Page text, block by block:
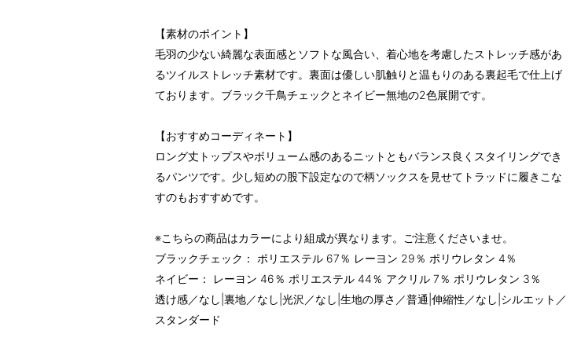
【素材のポイント】
毛羽の少ない綺麗な表面感とソフトな風合い、着心地を考慮したストレッチ感があ
るツイルストレッチ素材です。裏面は優しい肌触りと温もりのある裏起毛で仕上げ
ております。ブラック千鳥チェックとネイビー無地の2色展開です。
【おすすめコーディネート】
ロング丈トップスやボリューム感のあるニットともバランス良くスタイリングでき
るパンツです。少し短めの股下設定なので柄ソックスを見せてトラッドに履きこな
すのもおすすめです。
※こちらの商品はカラーにより組成が異なります。ご注意くださいませ。
ブラックチェック： ポリエステル 67％ レーヨン 29％ ポリウレタン 4％
ネイビー： レーヨン 46％ ポリエステル 44％ アクリル 7％ ポリウレタン 3％
透け感／なし|裏地／なし|光沢／なし|生地の厚さ／普通|伸縮性／なし|シルエット／
スタンダード